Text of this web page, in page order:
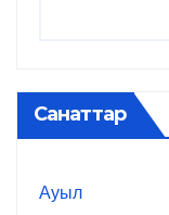
Санаттар
Ауыл